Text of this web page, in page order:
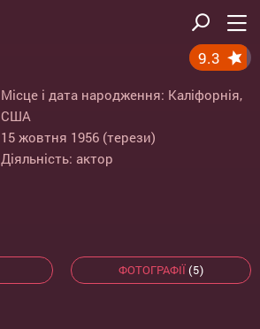
9.3
Місце і дата народження: Каліфорнія,
США
15 жовтня 1956 (терези)
Діяльність: актор
ФОТОГРАФІЇ(5)